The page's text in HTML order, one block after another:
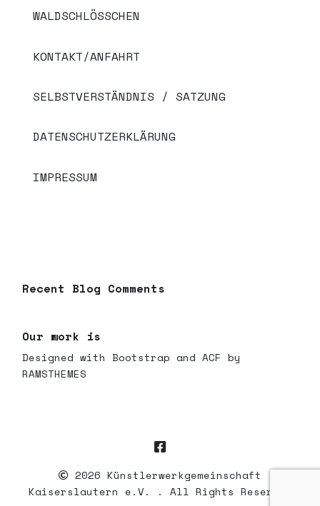
WALDSCHLÖSSCHEN
KONTAKT/ANFAHRT
SELBSTVERSTÄNDNIS / SATZUNG
DATENSCHUTZERKLÄRUNG
IMPRESSUM
Recent Blog Comments
Our work is
Designed with Bootstrap and ACF by
RAMSTHEMES
2026 Künstlerwerkgemeinschaft
Kaiserslautern e.V. . All Rights Reserved